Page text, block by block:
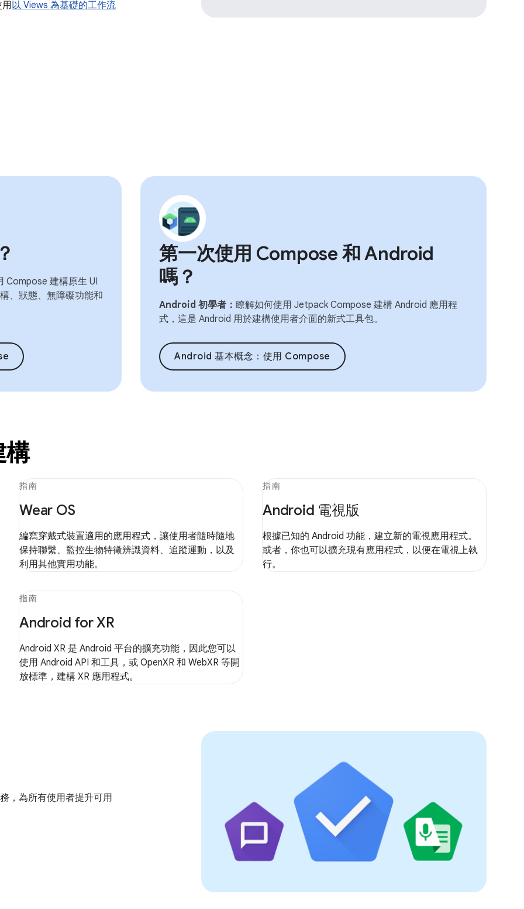
以 Views 為基礎的工作流
Compose 建構原生 UI
、狀態、無障礙功能和
第一次使用 Compose 和 Android
嗎？
Android 初學者： 瞭解如何使用 Jetpack Compose 建構 Android 應用程
式，這是 Android 用於建構使用者介面的新式工具包。
Android 基本概念：使用 Compose
構
指南
Wear OS
編寫穿戴式裝置適用的應用程式，讓使用者隨時隨地
保持聯繫、監控生物特徵辨識資料、追蹤運動，以及
利用其他實用功能。
指南
Android 電視版
根據已知的 Android 功能，建立新的電視應用程式。
或者，你也可以擴充現有應用程式，以便在電視上執
行。
指南
Android for XR
Android XR 是 Android 平台的擴充功能，因此您可以
使用 Android API 和工具，或 OpenXR 和 WebXR 等開
放標準，建構 XR 應用程式。
，為所有使用者提升可用